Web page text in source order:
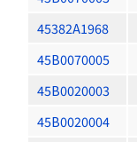
45382A1968
45B0070005
45B0020003
45B0020004